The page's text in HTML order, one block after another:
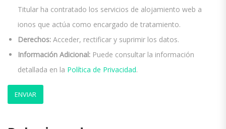
Titular ha contratado los servicios de alojamiento web a
ionos que actúa como encargado de tratamiento.
Derechos: Acceder, rectificar y suprimir los datos.
Información Adicional: Puede consultar la información
detallada en la Política de Privacidad.